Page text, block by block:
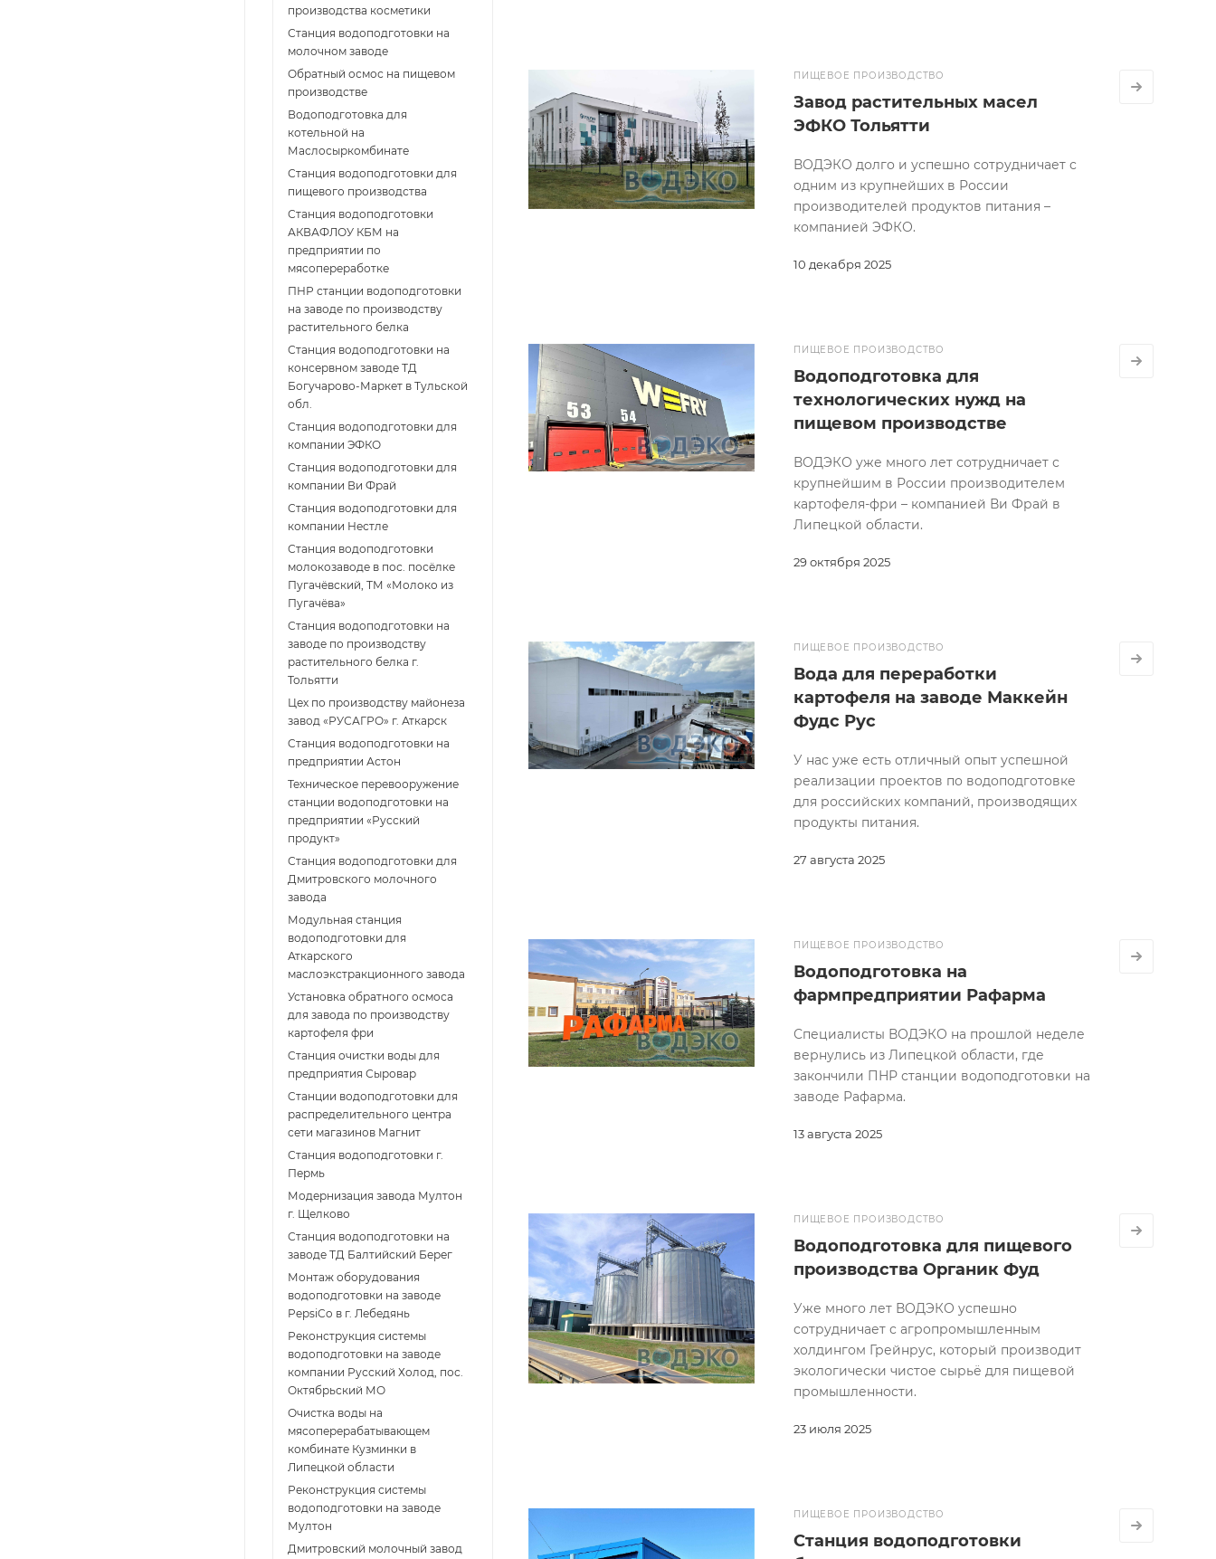
ПИЩЕВОЕ ПРОИЗВОДСТВО
10 декабря 2025
Завод растительных масел
ЭФКО Тольятти
ВОДЭКО долго и успешно сотрудничает с
одним из крупнейших в России
производителей продуктов питания –
компанией ЭФКО.
ПИЩЕВОЕ ПРОИЗВОДСТВО
29 октября 2025
Водоподготовка для
технологических нужд на
пищевом производстве
ВОДЭКО уже много лет сотрудничает с
крупнейшим в России производителем
картофеля-фри – компанией Ви Фрай в
Липецкой области.
ПИЩЕВОЕ ПРОИЗВОДСТВО
27 августа 2025
Вода для переработки
картофеля на заводе Маккейн
Фудс Рус
У нас уже есть отличный опыт успешной
реализации проектов по водоподготовке
для российских компаний, производящих
продукты питания.
ПИЩЕВОЕ ПРОИЗВОДСТВО
13 августа 2025
Водоподготовка на
фармпредприятии Рафарма
Специалисты ВОДЭКО на прошлой неделе
вернулись из Липецкой области, где
закончили ПНР станции водоподготовки на
заводе Рафарма.
ПИЩЕВОЕ ПРОИЗВОДСТВО
23 июля 2025
Водоподготовка для пищевого
производства Органик Фуд
Уже много лет ВОДЭКО успешно
сотрудничает с агропромышленным
холдингом Грейнрус, который производит
экологически чистое сырьё для пищевой
промышленности.
ПИЩЕВОЕ ПРОИЗВОДСТВО
Станция водоподготовки
производства косметики
Станция водоподготовки на
молочном заводе
Обратный осмос на пищевом
производстве
Водоподготовка для
котельной на
Маслосыркомбинате
Станция водоподготовки для
пищевого производства
Станция водоподготовки
АКВАФЛОУ КБМ на
предприятии по
мясопереработке
ПНР станции водоподготовки
на заводе по производству
растительного белка
Станция водоподготовки на
консервном заводе ТД
Богучарово-Маркет в Тульской
обл.
Станция водоподготовки для
компании ЭФКО
Станция водоподготовки для
компании Ви Фрай
Станция водоподготовки для
компании Нестле
Станция водоподготовки
молокозаводе в пос. посёлке
Пугачёвский, ТМ «Молоко из
Пугачёва»
Станция водоподготовки на
заводе по производству
растительного белка г.
Тольятти
Цех по производству майонеза
завод «РУСАГРО» г. Аткарск
Cтанция водоподготовки на
предприятии Астон
Техническое перевооружение
станции водоподготовки на
предприятии «Русский
продукт»
Станция водоподготовки для
Дмитровского молочного
завода
Модульная станция
водоподготовки для
Аткарского
маслоэкстракционного завода
Установка обратного осмоса
для завода по производству
картофеля фри
Cтанция очистки воды для
предприятия Сыровар
Cтанции водоподготовки для
распределительного центра
сети магазинов Магнит
Станция водоподготовки г.
Пермь
Модернизация завода Мултон
г. Щелково
Станция водоподготовки на
заводе ТД Балтийский Берег
Монтаж оборудования
водоподготовки на заводе
PepsiCo в г. Лебедянь
Реконструкция системы
водоподготовки на заводе
компании Русский Холод, пос.
Октябрьский МО
Очистка воды на
мясоперерабатывающем
комбинате Кузминки в
Липецкой области
Реконструкция системы
водоподготовки на заводе
Мултон
Дмитровский молочный завод